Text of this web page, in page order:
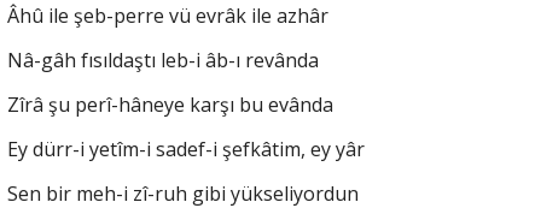
Âhû ile şeb-perre vü evrâk ile azhâr
Nâ-gâh fısıldaştı leb-i âb-ı revânda
Zîrâ şu perî-hâneye karşı bu evânda
Ey dürr-i yetîm-i sadef-i şefkâtim, ey yâr
Sen bir meh-i zî-ruh gibi yükseliyordun